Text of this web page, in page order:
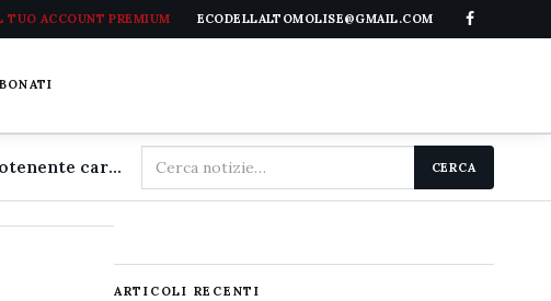
TUO ACCOUNT PREMIUM ECODELLALTOMOLISE@GMAIL.COM
Arma dei Carabinieri in lutto: se n'è andato troppo presto il luogotenente carica speciale Tommaso Stracqualursi
Cerca
nel
CERCA
ARTICOLI RECENTI